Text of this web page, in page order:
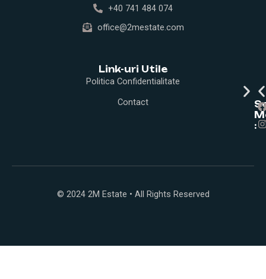
+40 741 484 074
office@2mestate.com
Link-uri Utile
Politica Confidentialitate
Contact
:
a
c
I
n
t
© 2024 2M Estate • All Rights Reserved